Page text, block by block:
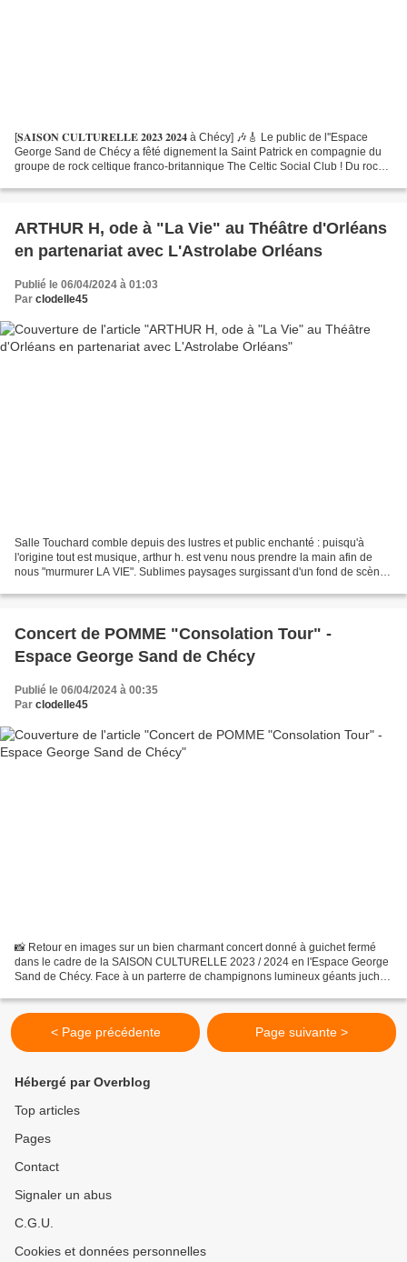
[𝐒𝐀𝐈𝐒𝐎𝐍 𝐂𝐔𝐋𝐓𝐔𝐑𝐄𝐋𝐋𝐄 𝟐𝟎𝟐𝟑 𝟐𝟎𝟐𝟒 à Chécy] 🎶🎸 Le public de l''Espace
George Sand de Chécy a fêté dignement la Saint Patrick en compagnie du
groupe de rock celtique franco-britannique The Celtic Social Club ! Du rock
ARTHUR H, ode à "La Vie" au Théâtre d'Orléans
en partenariat avec L'Astrolabe Orléans
Publié le 06/04/2024 à 01:03
Par clodelle45
Salle Touchard comble depuis des lustres et public enchanté : puisqu'à
l'origine tout est musique, arthur h. est venu nous prendre la main afin de
nous "murmurer LA VIE". Sublimes paysages surgissant d'un fond de scène
Concert de POMME "Consolation Tour" -
Espace George Sand de Chécy
Publié le 06/04/2024 à 00:35
Par clodelle45
📸 Retour en images sur un bien charmant concert donné à guichet fermé
dans le cadre de la SAISON CULTURELLE 2023 / 2024 en l'Espace George
Sand de Chécy. Face à un parterre de champignons lumineux géants juchés
< Page précédente Page suivante >
Hébergé par Overblog
Top articles
Pages
Contact
Signaler un abus
C.G.U.
Cookies et données personnelles